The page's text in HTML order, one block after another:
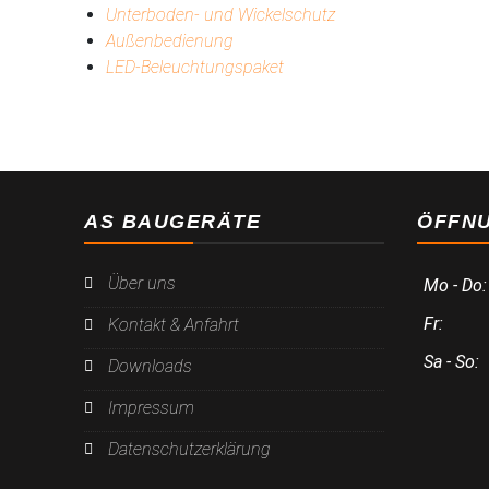
Unterboden- und Wickelschutz
Außenbedienung
LED-Beleuchtungspaket
AS BAUGERÄTE
Über uns
Kontakt & Anfahrt
Downloads
Impressum
Datenschutzerklärung
Mo - Do:
Fr:
Sa - So: